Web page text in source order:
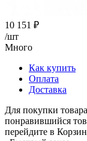
10 151 ₽
/шт
Много
Как купить
Оплата
Доставка
Для покупки
понравившийся
перейдите в